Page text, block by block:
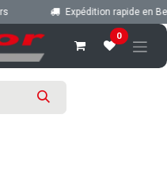
Expédition rapide en
0